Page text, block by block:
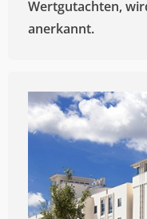
Wertgutachten,
anerkannt.